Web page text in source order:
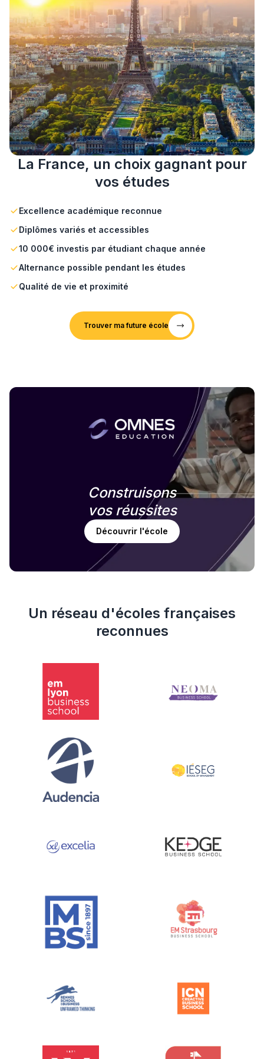
La France, un choix gagnant pour
vos études
Excellence académique reconnue
Diplômes variés et accessibles
10 000€ investis par étudiant chaque année
Alternance possible pendant les études
Qualité de vie et proximité
Trouver ma future école
Construisons
vos réussites
Découvrir l'école
Un réseau d'écoles françaises
reconnues